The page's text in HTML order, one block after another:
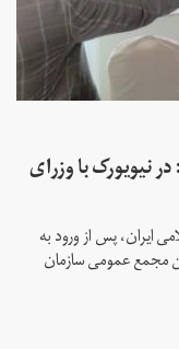
نیویورک با وزرای
ایران، پس از ورود به
مجمع عمومی سازمان